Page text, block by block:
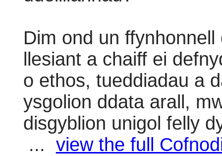
Dim ond un ffynhonnell
llesiant a chaiff ei
o ethos, tueddiadau a
ysgolion ddata arall,
disgyblion unigol felly
... view the full